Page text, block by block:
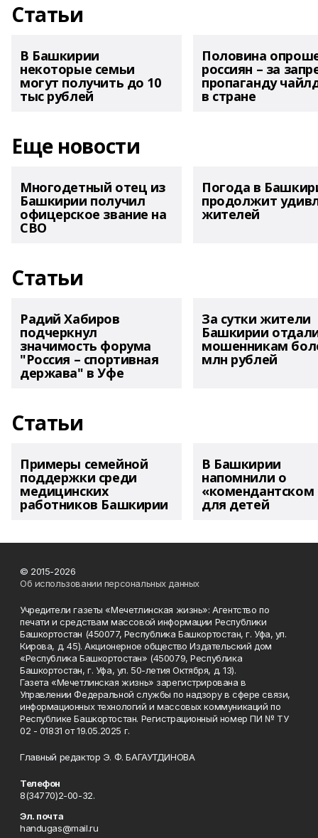
Статьи
В Башкирии
некоторые семьи
могут получить до 10
тыс рублей
Половина
россиян – за
пропаганду
в стране
Еще новости
Многодетный отец из
Башкирии получил
офицерское звание на
СВО
Погода в
продолжит
жителей
Статьи
Радий Хабиров
подчеркнул
значимость форума
"Россия – спортивная
держава" в Уфе
За сутки жители
Башкирии
мошенникам
млн рублей
Статьи
Примеры семейной
поддержки среди
медицинских
работников Башкирии
В Башкирии
напомнили о
«комендантском
для детей
© 2015-2026
Об использовании персональных данных
Учредители газеты «Мечетлинская жизнь»: Агентство по
печати и средствам массовой информации Республики
Башкортостан (450077, Республика Башкортостан, г. Уфа, ул.
Кирова, д. 45). Акционерное общество Издательский дом
«Республика Башкортостан» (450079, Республика
Башкортостан, г. Уфа, ул. 50-летия Октября, д. 13).
Газета «Мечетлинская жизнь» зарегистрирована в
Управлении Федеральной службы по надзору в сфере связи,
информационных технологий и массовых коммуникаций по
Республике Башкортостан. Регистрационный номер ПИ № ТУ
02 - 01831 от 19.05.2025 г.
Главный редактор Э. Ф. БАГАУТДИНОВА
Телефон
8(34770)2-00-32.
Эл. почта
handugas@mail.ru